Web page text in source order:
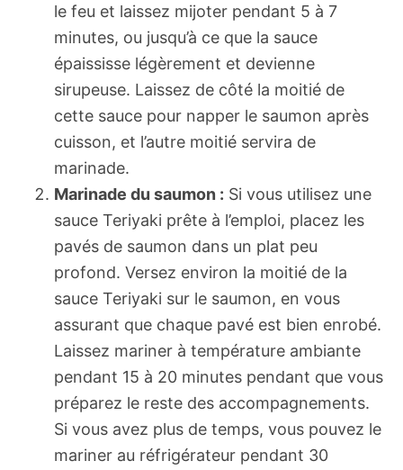
le feu et laissez mijoter pendant 5 à 7
minutes, ou jusqu’à ce que la sauce
épaississe légèrement et devienne
sirupeuse. Laissez de côté la moitié de
cette sauce pour napper le saumon après
cuisson, et l’autre moitié servira de
marinade.
Marinade du saumon : Si vous utilisez une
sauce Teriyaki prête à l’emploi, placez les
pavés de saumon dans un plat peu
profond. Versez environ la moitié de la
sauce Teriyaki sur le saumon, en vous
assurant que chaque pavé est bien enrobé.
Laissez mariner à température ambiante
pendant 15 à 20 minutes pendant que vous
préparez le reste des accompagnements.
Si vous avez plus de temps, vous pouvez le
mariner au réfrigérateur pendant 30